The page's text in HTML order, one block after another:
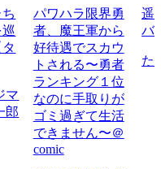
マ
郎
パワハラ限界勇
者、魔王軍から
好待遇でスカウ
トされる〜勇者
ランキング１位
なのに手取りが
ゴミ過ぎて生活
できません〜＠
comic
遥
バ
た